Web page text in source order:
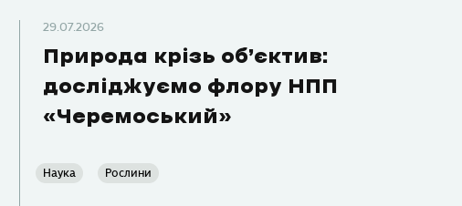
29.07.2026
Природа крізь об’єктив:
досліджуємо флору НПП
«Черемоський»
Наука Рослини